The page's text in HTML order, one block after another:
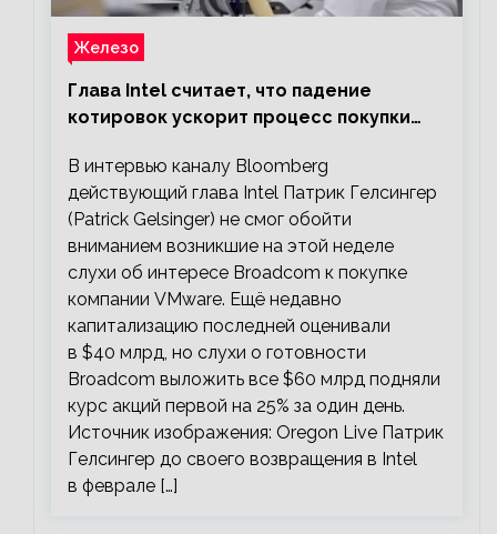
Железо
Глава Intel считает, что падение
котировок ускорит процесс покупки
В интервью каналу Bloomberg
действующий глава Intel Патрик Гелсингер
(Patrick Gelsinger) не смог обойти
вниманием возникшие на этой неделе
слухи об интересе Broadcom к покупке
компании VMware. Ещё недавно
капитализацию последней оценивали
в $40 млрд, но слухи о готовности
Broadcom выложить все $60 млрд подняли
курс акций первой на 25% за один день.
Источник изображения: Oregon Live Патрик
Гелсингер до своего возвращения в Intel
в феврале […]